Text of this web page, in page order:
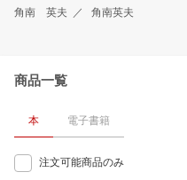
角南 英夫 角南英夫
商品一覧
本 電子書籍
注文可能商品のみ